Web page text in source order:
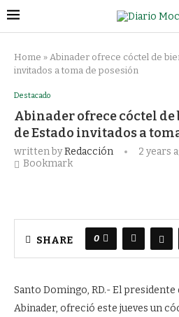
Home » Abinader ofrece cóctel de
invitados a toma de posesión
Destacado
Abinader ofrece cóctel de
de Estado invitados a
written byRedacción 2 years
Bookmark
SHARE 0
Santo Domingo, RD.- El presidente
Abinader, ofreció este jueves un